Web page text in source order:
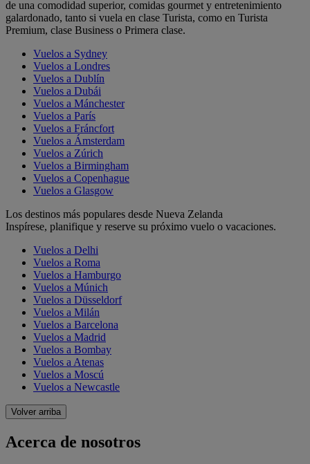
de una comodidad superior, comidas gourmet y entretenimiento
galardonado, tanto si vuela en clase Turista, como en Turista
Premium, clase Business o Primera clase.
Vuelos a Sydney
Vuelos a Londres
Vuelos a Dublín
Vuelos a Dubái
Vuelos a Mánchester
Vuelos a París
Vuelos a Fráncfort
Vuelos a Ámsterdam
Vuelos a Zúrich
Vuelos a Birmingham
Vuelos a Copenhague
Vuelos a Glasgow
Los destinos más populares desde Nueva Zelanda
Inspírese, planifique y reserve su próximo vuelo o vacaciones.
Vuelos a Delhi
Vuelos a Roma
Vuelos a Hamburgo
Vuelos a Múnich
Vuelos a Düsseldorf
Vuelos a Milán
Vuelos a Barcelona
Vuelos a Madrid
Vuelos a Bombay
Vuelos a Atenas
Vuelos a Moscú
Vuelos a Newcastle
Volver arriba
Acerca de nosotros